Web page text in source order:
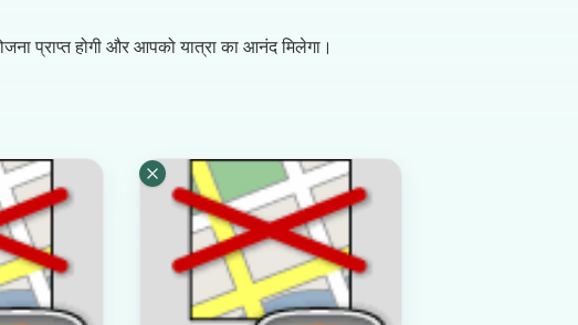
प्राप्त होगी और आपको यात्रा का आनंद मिलेगा।